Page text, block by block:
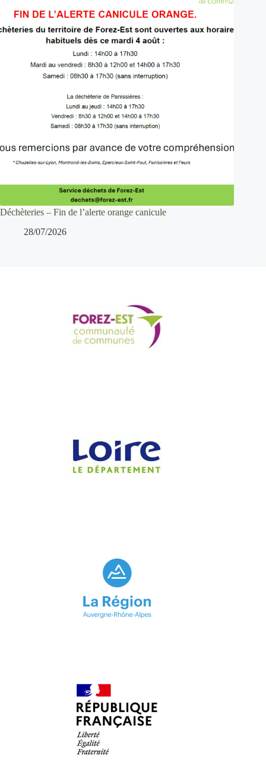
Déchèteries – Fin de l’alerte orange canicule
28/07/2026